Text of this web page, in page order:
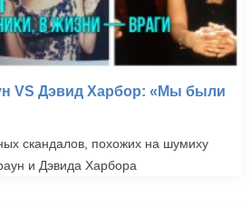
VS Дэвид Харбор: «Мы были
скандалов, похожих на шумиху
и Дэвида Харбора